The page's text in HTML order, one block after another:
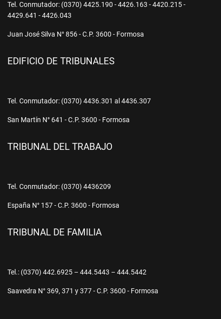
Tel. Conmutador: (0370) 4425.190 - 4426.163 - 4420.215 -
4429.641 - 4426.043
Juan José Silva N° 856 - C.P. 3600 - Formosa
EDIFICIO DE TRIBUNALES
Tel. Conmutador: (0370) 4436.301 al 4436.307
San Martín N° 641 - C.P. 3600 - Formosa
TRIBUNAL DEL TRABAJO
Tel. Conmutador: (0370) 4436209
España N° 157 - C.P. 3600 - Formosa
TRIBUNAL DE FAMILIA
Tel.: (0370) 442.6925 – 444.5443 – 444.5442
Saavedra N° 369, 371 y 377 - C.P. 3600 - Formosa